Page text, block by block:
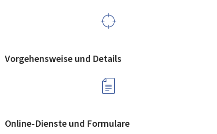
Vorgehensweise und Details
Online-Dienste und Formulare